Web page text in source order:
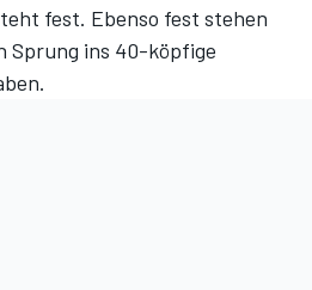
fest. Ebenso fest stehen
Sprung ins 40-köpfige